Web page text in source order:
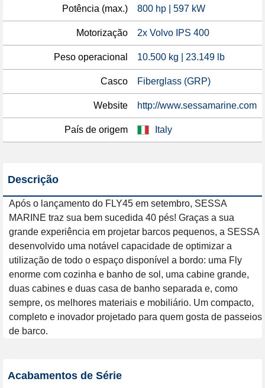
Potência (max.) 800 hp | 597 kW
Motorização 2x Volvo IPS 400
Peso operacional 10.500 kg | 23.149 lb
Casco Fiberglass (GRP)
Website http://www.sessamarine.com
País de origem Italy
Descrição
Após o lançamento do FLY45 em setembro, SESSA
MARINE traz sua bem sucedida 40 pés! Graças a sua
grande experiência em projetar barcos pequenos, a SESSA
desenvolvido uma notável capacidade de optimizar a
utilização de todo o espaço disponível a bordo: uma Fly
enorme com cozinha e banho de sol, uma cabine grande,
duas cabines e duas casa de banho separada e, como
sempre, os melhores materiais e mobiliário. Um compacto,
completo e inovador projetado para quem gosta de passeios
de barco.
Acabamentos de Série